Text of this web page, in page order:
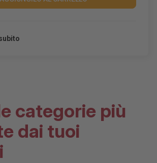
categorie più
dai tuoi